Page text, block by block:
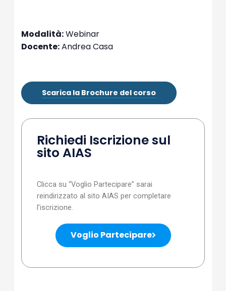
Modalità:Webinar
Docente:Andrea Casa
Scarica la Brochure del corso
Richiedi Iscrizione sul
sito AIAS
Clicca su “Voglio Partecipare” sarai
reindirizzato al sito AIAS per completare
l’iscrizione.
Voglio Partecipare